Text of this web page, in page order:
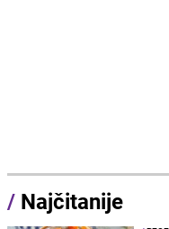
/ Najčitanije